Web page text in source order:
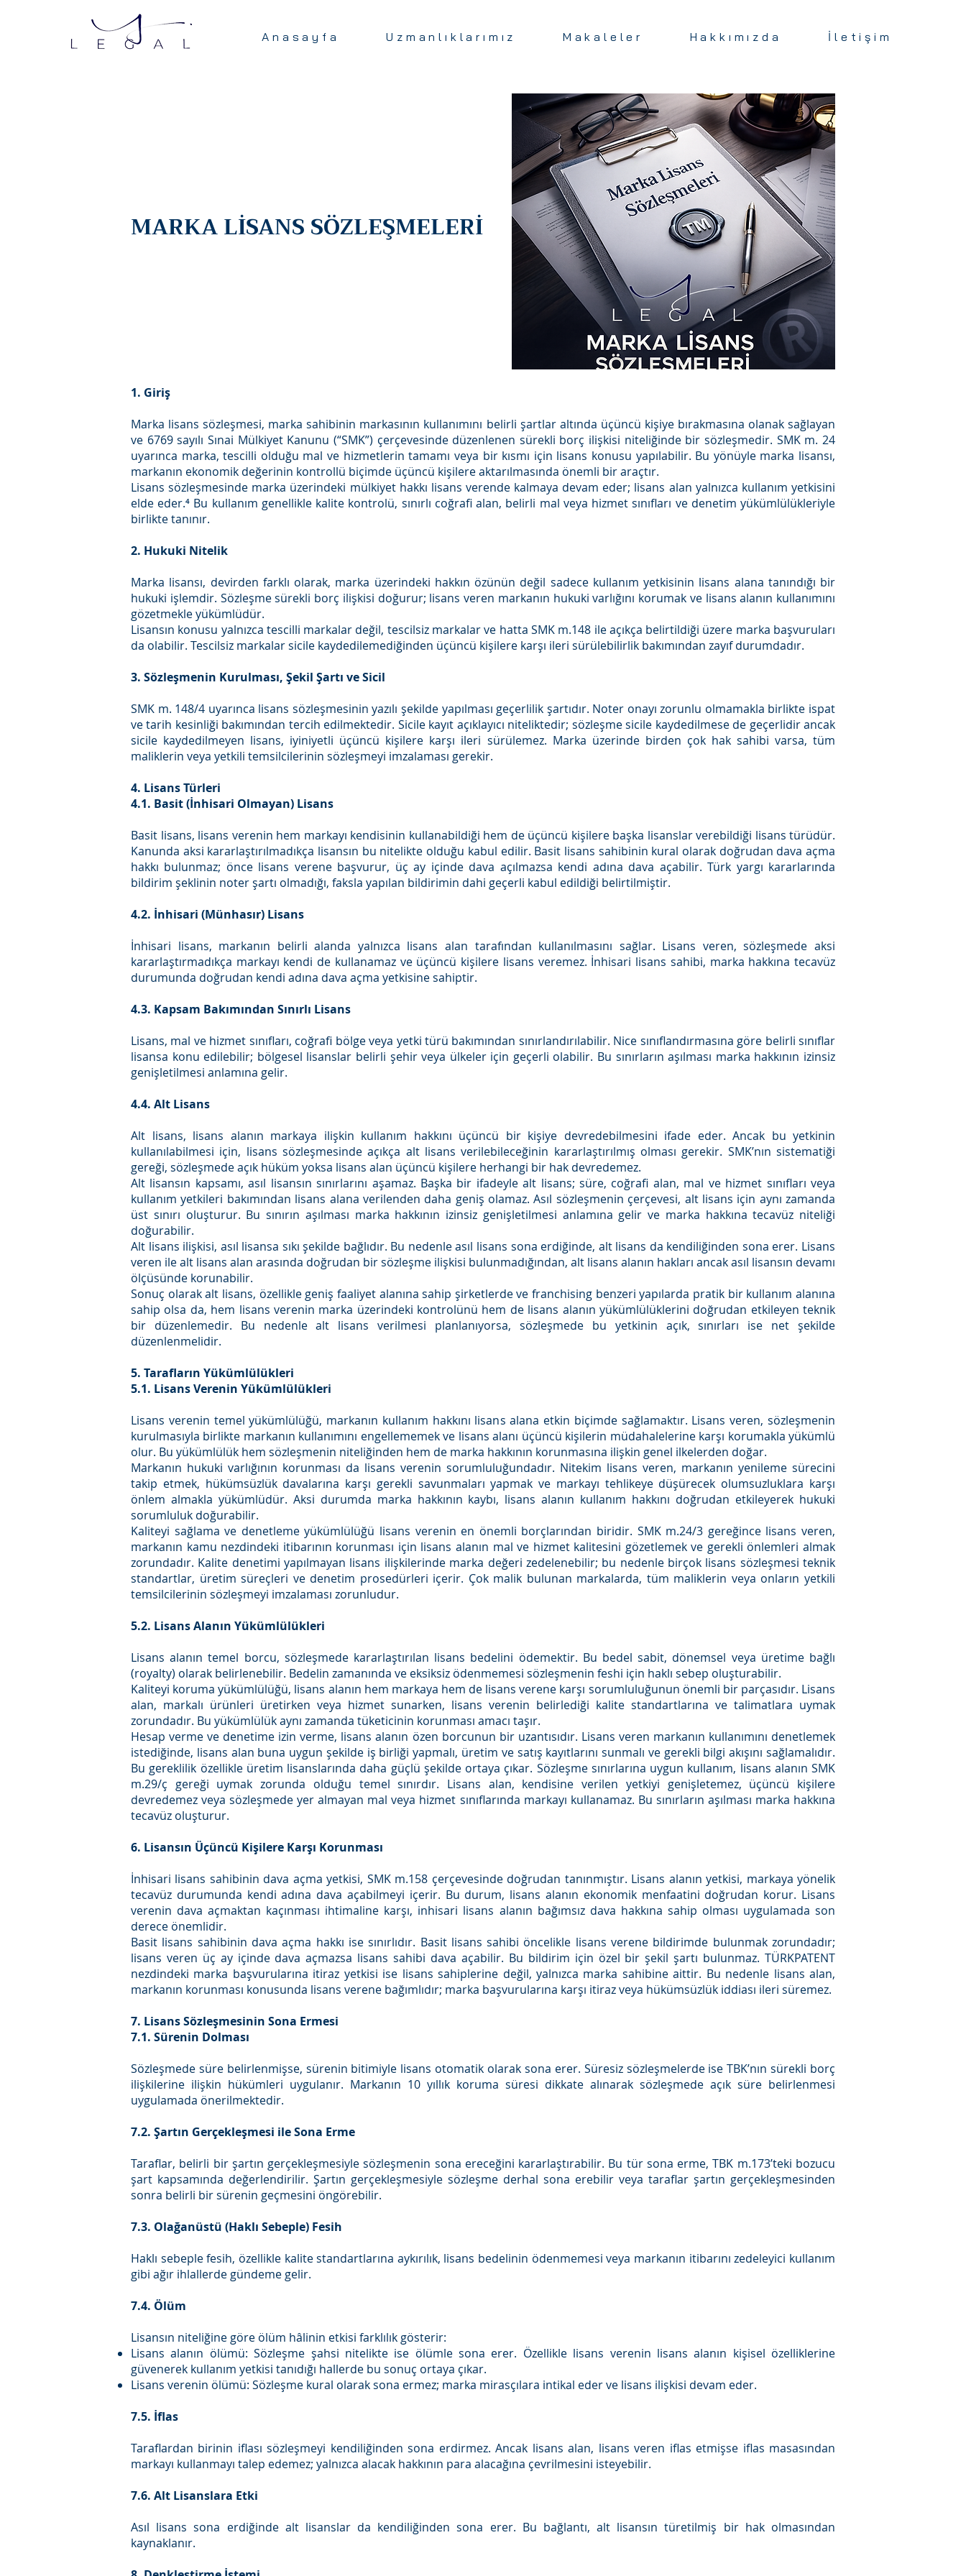
Anasayfa Uzmanlıklarımız Makaleler Hakkımızda İletişim
MARKA LİSANS SÖZLEŞMELERİ
1. Giriş
Marka lisans sözleşmesi, marka sahibinin markasının kullanımını belirli şartlar altında üçüncü kişiye bırakmasına olanak sağlayan
ve 6769 sayılı Sınai Mülkiyet Kanunu (“SMK”) çerçevesinde düzenlenen sürekli borç ilişkisi niteliğinde bir sözleşmedir. SMK m. 24
uyarınca marka, tescilli olduğu mal ve hizmetlerin tamamı veya bir kısmı için lisans konusu yapılabilir. Bu yönüyle marka lisansı,
markanın ekonomik değerinin kontrollü biçimde üçüncü kişilere aktarılmasında önemli bir araçtır.
Lisans sözleşmesinde marka üzerindeki mülkiyet hakkı lisans verende kalmaya devam eder; lisans alan yalnızca kullanım yetkisini
elde eder.⁴ Bu kullanım genellikle kalite kontrolü, sınırlı coğrafi alan, belirli mal veya hizmet sınıfları ve denetim yükümlülükleriyle
birlikte tanınır.
2. Hukuki Nitelik
Marka lisansı, devirden farklı olarak, marka üzerindeki hakkın özünün değil sadece kullanım yetkisinin lisans alana tanındığı bir
hukuki işlemdir. Sözleşme sürekli borç ilişkisi doğurur; lisans veren markanın hukuki varlığını korumak ve lisans alanın kullanımını
gözetmekle yükümlüdür.
Lisansın konusu yalnızca tescilli markalar değil, tescilsiz markalar ve hatta SMK m.148 ile açıkça belirtildiği üzere marka başvuruları
da olabilir. Tescilsiz markalar sicile kaydedilemediğinden üçüncü kişilere karşı ileri sürülebilirlik bakımından zayıf durumdadır.
3. Sözleşmenin Kurulması, Şekil Şartı ve Sicil
SMK m. 148/4 uyarınca lisans sözleşmesinin yazılı şekilde yapılması geçerlilik şartıdır. Noter onayı zorunlu olmamakla birlikte ispat
ve tarih kesinliği bakımından tercih edilmektedir. Sicile kayıt açıklayıcı niteliktedir; sözleşme sicile kaydedilmese de geçerlidir ancak
sicile kaydedilmeyen lisans, iyiniyetli üçüncü kişilere karşı ileri sürülemez. Marka üzerinde birden çok hak sahibi varsa, tüm
maliklerin veya yetkili temsilcilerinin sözleşmeyi imzalaması gerekir.
4. Lisans Türleri
4.1. Basit (İnhisari Olmayan) Lisans
Basit lisans, lisans verenin hem markayı kendisinin kullanabildiği hem de üçüncü kişilere başka lisanslar verebildiği lisans türüdür.
Kanunda aksi kararlaştırılmadıkça lisansın bu nitelikte olduğu kabul edilir. Basit lisans sahibinin kural olarak doğrudan dava açma
hakkı bulunmaz; önce lisans verene başvurur, üç ay içinde dava açılmazsa kendi adına dava açabilir. Türk yargı kararlarında
bildirim şeklinin noter şartı olmadığı, faksla yapılan bildirimin dahi geçerli kabul edildiği belirtilmiştir.
4.2. İnhisari (Münhasır) Lisans
İnhisari lisans, markanın belirli alanda yalnızca lisans alan tarafından kullanılmasını sağlar. Lisans veren, sözleşmede aksi
kararlaştırmadıkça markayı kendi de kullanamaz ve üçüncü kişilere lisans veremez. İnhisari lisans sahibi, marka hakkına tecavüz
durumunda doğrudan kendi adına dava açma yetkisine sahiptir.
4.3. Kapsam Bakımından Sınırlı Lisans
Lisans, mal ve hizmet sınıfları, coğrafi bölge veya yetki türü bakımından sınırlandırılabilir. Nice sınıflandırmasına göre belirli sınıflar
lisansa konu edilebilir; bölgesel lisanslar belirli şehir veya ülkeler için geçerli olabilir. Bu sınırların aşılması marka hakkının izinsiz
genişletilmesi anlamına gelir.
4.4. Alt Lisans
Alt lisans, lisans alanın markaya ilişkin kullanım hakkını üçüncü bir kişiye devredebilmesini ifade eder. Ancak bu yetkinin
kullanılabilmesi için, lisans sözleşmesinde açıkça alt lisans verilebileceğinin kararlaştırılmış olması gerekir. SMK’nın sistematiği
gereği, sözleşmede açık hüküm yoksa lisans alan üçüncü kişilere herhangi bir hak devredemez.
Alt lisansın kapsamı, asıl lisansın sınırlarını aşamaz. Başka bir ifadeyle alt lisans; süre, coğrafi alan, mal ve hizmet sınıfları veya
kullanım yetkileri bakımından lisans alana verilenden daha geniş olamaz. Asıl sözleşmenin çerçevesi, alt lisans için aynı zamanda
üst sınırı oluşturur. Bu sınırın aşılması marka hakkının izinsiz genişletilmesi anlamına gelir ve marka hakkına tecavüz niteliği
doğurabilir.
Alt lisans ilişkisi, asıl lisansa sıkı şekilde bağlıdır. Bu nedenle asıl lisans sona erdiğinde, alt lisans da kendiliğinden sona erer. Lisans
veren ile alt lisans alan arasında doğrudan bir sözleşme ilişkisi bulunmadığından, alt lisans alanın hakları ancak asıl lisansın devamı
ölçüsünde korunabilir.
Sonuç olarak alt lisans, özellikle geniş faaliyet alanına sahip şirketlerde ve franchising benzeri yapılarda pratik bir kullanım alanına
sahip olsa da, hem lisans verenin marka üzerindeki kontrolünü hem de lisans alanın yükümlülüklerini doğrudan etkileyen teknik
bir düzenlemedir. Bu nedenle alt lisans verilmesi planlanıyorsa, sözleşmede bu yetkinin açık, sınırları ise net şekilde
düzenlenmelidir.
5. Tarafların Yükümlülükleri
5.1. Lisans Verenin Yükümlülükleri
Lisans verenin temel yükümlülüğü, markanın kullanım hakkını lisans alana etkin biçimde sağlamaktır. Lisans veren, sözleşmenin
kurulmasıyla birlikte markanın kullanımını engellememek ve lisans alanı üçüncü kişilerin müdahalelerine karşı korumakla yükümlü
olur. Bu yükümlülük hem sözleşmenin niteliğinden hem de marka hakkının korunmasına ilişkin genel ilkelerden doğar.
Markanın hukuki varlığının korunması da lisans verenin sorumluluğundadır. Nitekim lisans veren, markanın yenileme sürecini
takip etmek, hükümsüzlük davalarına karşı gerekli savunmaları yapmak ve markayı tehlikeye düşürecek olumsuzluklara karşı
önlem almakla yükümlüdür. Aksi durumda marka hakkının kaybı, lisans alanın kullanım hakkını doğrudan etkileyerek hukuki
sorumluluk doğurabilir.
Kaliteyi sağlama ve denetleme yükümlülüğü lisans verenin en önemli borçlarından biridir. SMK m.24/3 gereğince lisans veren,
markanın kamu nezdindeki itibarının korunması için lisans alanın mal ve hizmet kalitesini gözetlemek ve gerekli önlemleri almak
zorundadır. Kalite denetimi yapılmayan lisans ilişkilerinde marka değeri zedelenebilir; bu nedenle birçok lisans sözleşmesi teknik
standartlar, üretim süreçleri ve denetim prosedürleri içerir. Çok malik bulunan markalarda, tüm maliklerin veya onların yetkili
temsilcilerinin sözleşmeyi imzalaması zorunludur.
5.2. Lisans Alanın Yükümlülükleri
Lisans alanın temel borcu, sözleşmede kararlaştırılan lisans bedelini ödemektir. Bu bedel sabit, dönemsel veya üretime bağlı
(royalty) olarak belirlenebilir. Bedelin zamanında ve eksiksiz ödenmemesi sözleşmenin feshi için haklı sebep oluşturabilir.
Kaliteyi koruma yükümlülüğü, lisans alanın hem markaya hem de lisans verene karşı sorumluluğunun önemli bir parçasıdır. Lisans
alan, markalı ürünleri üretirken veya hizmet sunarken, lisans verenin belirlediği kalite standartlarına ve talimatlara uymak
zorundadır. Bu yükümlülük aynı zamanda tüketicinin korunması amacı taşır.
Hesap verme ve denetime izin verme, lisans alanın özen borcunun bir uzantısıdır. Lisans veren markanın kullanımını denetlemek
istediğinde, lisans alan buna uygun şekilde iş birliği yapmalı, üretim ve satış kayıtlarını sunmalı ve gerekli bilgi akışını sağlamalıdır.
Bu gereklilik özellikle üretim lisanslarında daha güçlü şekilde ortaya çıkar. Sözleşme sınırlarına uygun kullanım, lisans alanın SMK
m.29/ç gereği uymak zorunda olduğu temel sınırdır. Lisans alan, kendisine verilen yetkiyi genişletemez, üçüncü kişilere
devredemez veya sözleşmede yer almayan mal veya hizmet sınıflarında markayı kullanamaz. Bu sınırların aşılması marka hakkına
tecavüz oluşturur.
6. Lisansın Üçüncü Kişilere Karşı Korunması
İnhisari lisans sahibinin dava açma yetkisi, SMK m.158 çerçevesinde doğrudan tanınmıştır. Lisans alanın yetkisi, markaya yönelik
tecavüz durumunda kendi adına dava açabilmeyi içerir. Bu durum, lisans alanın ekonomik menfaatini doğrudan korur. Lisans
verenin dava açmaktan kaçınması ihtimaline karşı, inhisari lisans alanın bağımsız dava hakkına sahip olması uygulamada son
derece önemlidir.
Basit lisans sahibinin dava açma hakkı ise sınırlıdır. Basit lisans sahibi öncelikle lisans verene bildirimde bulunmak zorundadır;
lisans veren üç ay içinde dava açmazsa lisans sahibi dava açabilir. Bu bildirim için özel bir şekil şartı bulunmaz. TÜRKPATENT
nezdindeki marka başvurularına itiraz yetkisi ise lisans sahiplerine değil, yalnızca marka sahibine aittir. Bu nedenle lisans alan,
markanın korunması konusunda lisans verene bağımlıdır; marka başvurularına karşı itiraz veya hükümsüzlük iddiası ileri süremez.
7. Lisans Sözleşmesinin Sona Ermesi
7.1. Sürenin Dolması
Sözleşmede süre belirlenmişse, sürenin bitimiyle lisans otomatik olarak sona erer. Süresiz sözleşmelerde ise TBK’nın sürekli borç
ilişkilerine ilişkin hükümleri uygulanır. Markanın 10 yıllık koruma süresi dikkate alınarak sözleşmede açık süre belirlenmesi
uygulamada önerilmektedir.
7.2. Şartın Gerçekleşmesi ile Sona Erme
Taraflar, belirli bir şartın gerçekleşmesiyle sözleşmenin sona ereceğini kararlaştırabilir. Bu tür sona erme, TBK m.173’teki bozucu
şart kapsamında değerlendirilir. Şartın gerçekleşmesiyle sözleşme derhal sona erebilir veya taraflar şartın gerçekleşmesinden
sonra belirli bir sürenin geçmesini öngörebilir.
7.3. Olağanüstü (Haklı Sebeple) Fesih
Haklı sebeple fesih, özellikle kalite standartlarına aykırılık, lisans bedelinin ödenmemesi veya markanın itibarını zedeleyici kullanım
gibi ağır ihlallerde gündeme gelir.
7.4. Ölüm
Lisansın niteliğine göre ölüm hâlinin etkisi farklılık gösterir:
Lisans alanın ölümü: Sözleşme şahsi nitelikte ise ölümle sona erer. Özellikle lisans verenin lisans alanın kişisel özelliklerine
güvenerek kullanım yetkisi tanıdığı hallerde bu sonuç ortaya çıkar.
Lisans verenin ölümü: Sözleşme kural olarak sona ermez; marka mirasçılara intikal eder ve lisans ilişkisi devam eder.
7.5. İflas
Taraflardan birinin iflası sözleşmeyi kendiliğinden sona erdirmez. Ancak lisans alan, lisans veren iflas etmişse iflas masasından
markayı kullanmayı talep edemez; yalnızca alacak hakkının para alacağına çevrilmesini isteyebilir.
7.6. Alt Lisanslara Etki
Asıl lisans sona erdiğinde alt lisanslar da kendiliğinden sona erer. Bu bağlantı, alt lisansın türetilmiş bir hak olmasından
kaynaklanır.